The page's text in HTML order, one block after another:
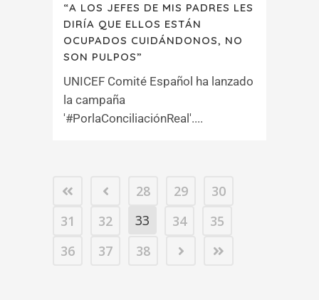
“A LOS JEFES DE MIS PADRES LES
DIRÍA QUE ELLOS ESTÁN
OCUPADOS CUIDÁNDONOS, NO
SON PULPOS”
UNICEF Comité Español ha lanzado
la campaña
'#PorlaConciliaciónReal'....
28 29
30
31
32 33 34
35
36
37 38